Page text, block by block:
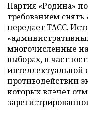
Партия «Родина»
требованием снять
передаетТАСС.
многочисленные
выборах, в
интеллектуальной
противодействии
которых влечет